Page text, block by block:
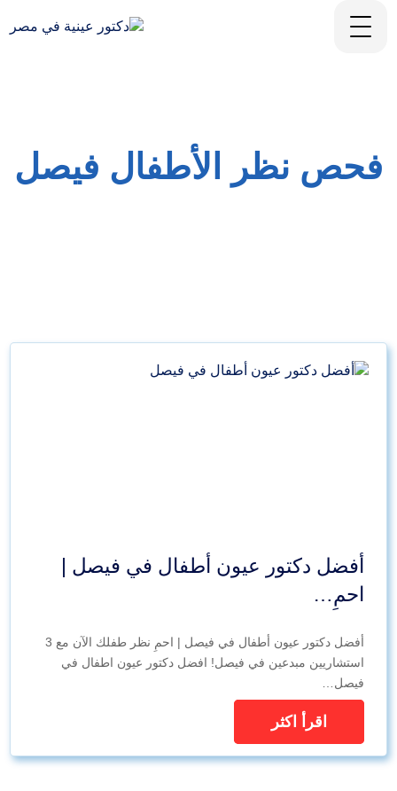
فحص نظر الأطفال فيصل
أفضل دكتور عيون أطفال في فيصل |
احمِ…
أفضل دكتور عيون أطفال في فيصل | احمِ نظر طفلك الآن مع 3
استشاريين مبدعين في فيصل! افضل دكتور عيون اطفال في
فيصل…
اقرأ اكثر